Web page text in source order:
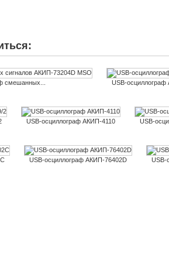
смешанных... USB-
USB-осциллограф АКИП-4110 USB-
USB-осциллограф АКИП-76402D USB-